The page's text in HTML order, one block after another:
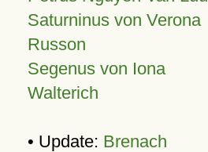
Saturninus von Verona
Russon
Segenus von Iona
Walterich
• Update: Brenach